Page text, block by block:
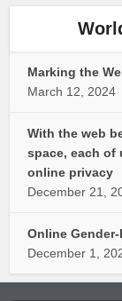
Marking the
March 12, 2024
With the web
space, each of
online privacy
December 21,
Online
December 1,